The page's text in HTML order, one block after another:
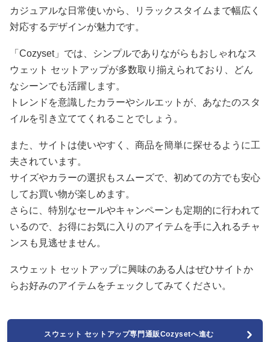
カジュアルな日常使いから、リラックスタイムまで幅広く
対応するデザインが魅力です。
「Cozyset」では、シンプルでありながらもおしゃれなス
ウェット セットアップが多数取り揃えられており、どん
なシーンでも活躍します。
トレンドを意識したカラーやシルエットが、あなたのスタ
イルを引き立ててくれることでしょう。
また、サイトは使いやすく、商品を簡単に探せるように工
夫されています。
サイズやカラーの選択もスムーズで、初めての方でも安心
してお買い物が楽しめます。
さらに、特別なセールやキャンペーンも定期的に行われて
いるので、お得にお気に入りのアイテムを手に入れるチャ
ンスも見逃せません。
スウェット セットアップに興味のある人はぜひサイトか
らお好みのアイテムをチェックしてみてください。
スウェット セットアップ専門通販Cozysetへ進む